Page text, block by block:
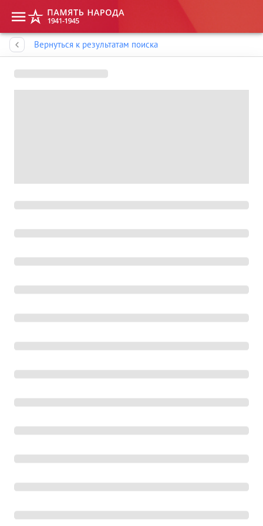
Вернуться к результатам поиска
Память народа